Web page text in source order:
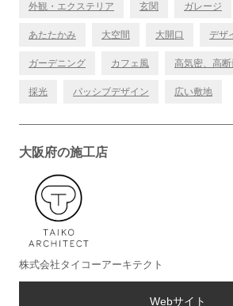
外観・エクステリア 玄関 ガレージ
あたたかみ 大空間 大開口 デザ
ガーデニング カフェ風 高気密、高
採光 パッシブデザイン 広い敷地
大阪府の施工店
株式会社タイコーアーキテクト
Webサイト